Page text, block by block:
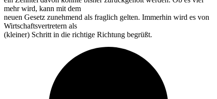
mehr wird, kann mit dem
neuen Gesetz zunehmend als fraglich gelten. Immerhin wird es von
Wirtschaftsvertretern als
(kleiner) Schritt in die richtige Richtung begrüßt.